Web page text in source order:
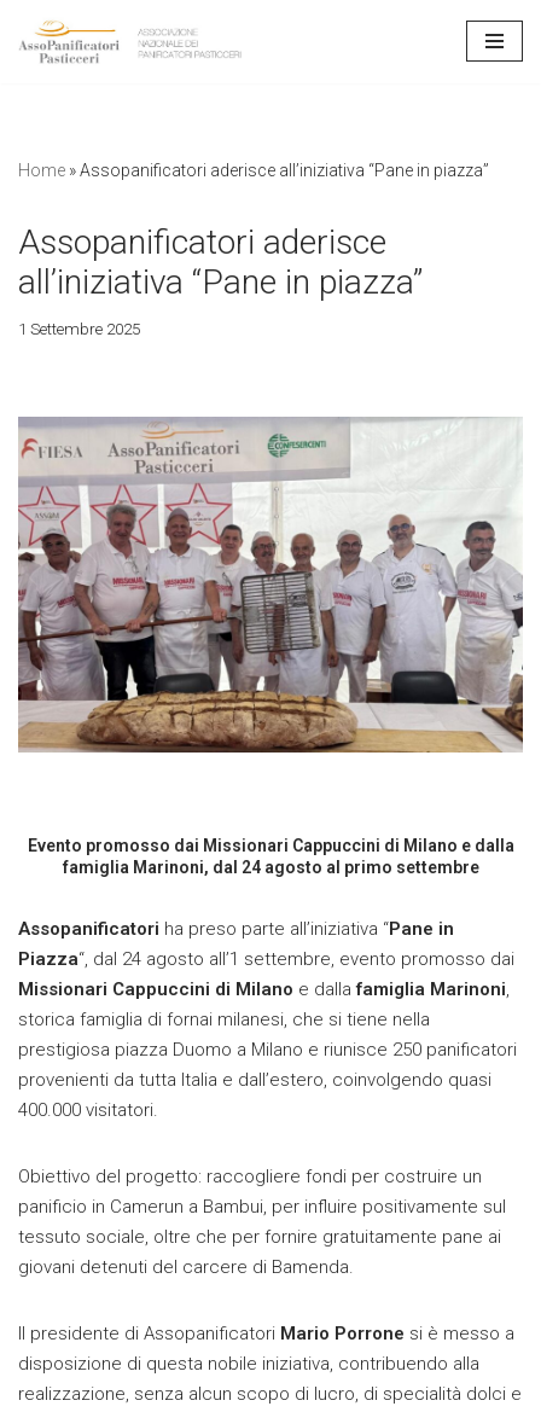
Vai
Home »Assopanificatori aderisce all’iniziativa “Pane in piazza”
Assopanificatori aderisce
all’iniziativa “Pane in piazza”
1 Settembre 2025
Evento promosso dai Missionari Cappuccini di Milano e dalla
famiglia Marinoni, dal 24 agosto al primo settembre
Assopanificatori ha preso parte all’iniziativa “Pane in
Piazza“, dal 24 agosto all’1 settembre, evento promosso dai
Missionari Cappuccini di Milano e dallafamiglia Marinoni,
storica famiglia di fornai milanesi, che si tiene nella
prestigiosa piazza Duomo a Milano e riunisce 250 panificatori
provenienti da tutta Italia e dall’estero, coinvolgendo quasi
400.000 visitatori.
Obiettivo del progetto: raccogliere fondi per costruire un
panificio in Camerun a Bambui, per influire positivamente sul
tessuto sociale, oltre che per fornire gratuitamente pane ai
giovani detenuti del carcere di Bamenda.
Il presidente di Assopanificatori Mario Porrone si è messo a
disposizione di questa nobile iniziativa, contribuendo alla
realizzazione, senza alcun scopo di lucro, di specialità dolci e